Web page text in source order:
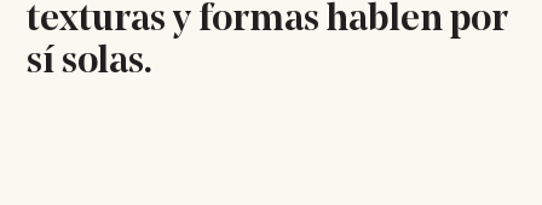
texturas y formas hablen por
sí solas.